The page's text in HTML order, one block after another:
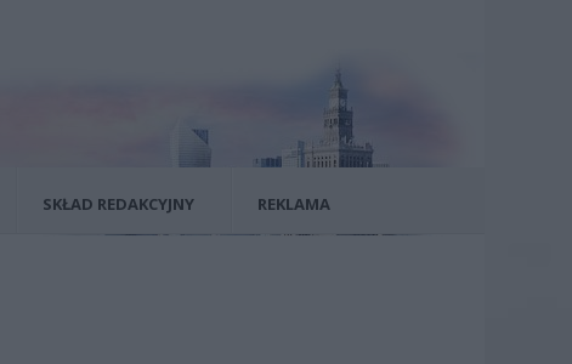
SKŁAD REDAKCYJNY REKLAMA